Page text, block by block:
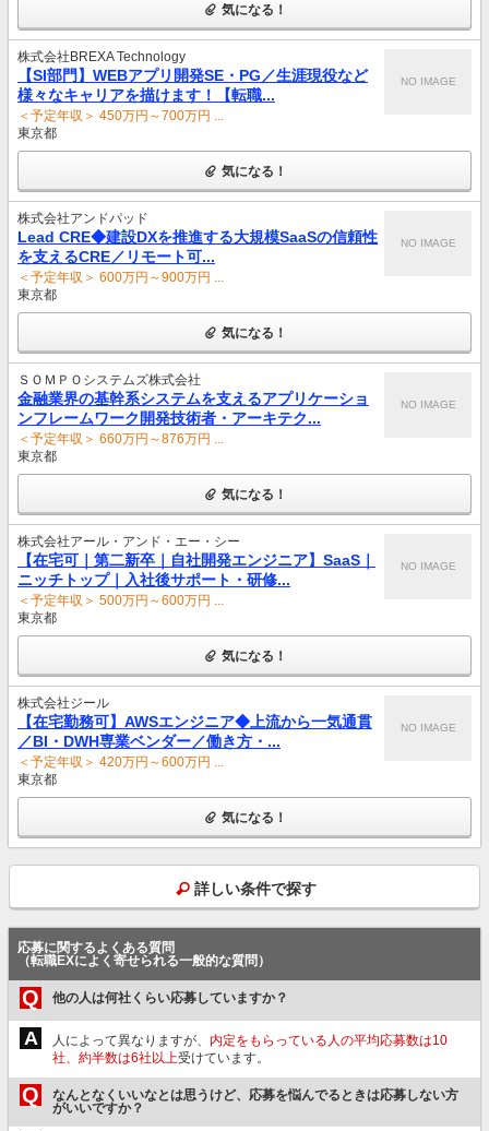
気になる！
株式会社BREXA Technology
【SI部門】WEBアプリ開発SE・PG／生涯現役など
様々なキャリアを描けます！【転職...
＜予定年収＞ 450万円～700万円 ...
東京都
NO IMAGE
気になる！
株式会社アンドパッド
Lead CRE◆建設DXを推進する大規模SaaSの信頼性
を支えるCRE／リモート可...
＜予定年収＞ 600万円～900万円 ...
東京都
NO IMAGE
気になる！
ＳＯＭＰＯシステムズ株式会社
金融業界の基幹系システムを支えるアプリケーショ
ンフレームワーク開発技術者・アーキテク...
＜予定年収＞ 660万円～876万円 ...
東京都
NO IMAGE
気になる！
株式会社アール・アンド・エー・シー
【在宅可｜第二新卒｜自社開発エンジニア】SaaS｜
ニッチトップ｜入社後サポート・研修...
＜予定年収＞ 500万円～600万円 ...
東京都
NO IMAGE
気になる！
株式会社ジール
【在宅勤務可】AWSエンジニア◆上流から一気通貫
／BI・DWH専業ベンダー／働き方・...
＜予定年収＞ 420万円～600万円 ...
東京都
NO IMAGE
気になる！
詳しい条件で探す
応募に関するよくある質問
（転職EXによく寄せられる一般的な質問）
Q 他の人は何社くらい応募していますか？
A 人によって異なりますが、 内定をもらっている人の平均応募数は10
社、約半数は6社以上受けています。
Q
なんとなくいいなとは思うけど、応募を悩んでるときは応募しない方
がいいですか？